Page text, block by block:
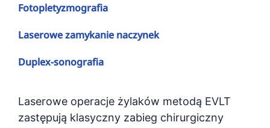
Fotopletyzmografia
Laserowe zamykanie naczynek
Duplex-sonografia
Laserowe operacje żylaków metodą EVLT
zastępują klasyczny zabieg chirurgiczny